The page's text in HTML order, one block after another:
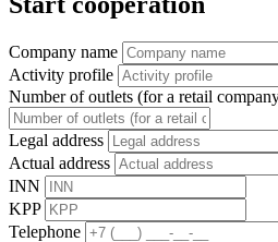
Company name
Activity profile
Number of outlets (for a retail
Legal address
Actual address
INN
KPP
Telephone